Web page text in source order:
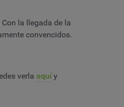
la llegada de la
convencidos.
verla aquíy